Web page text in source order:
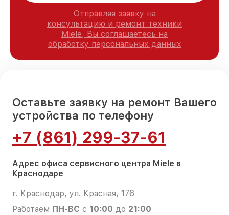
Отправляя заявку на
консультацию и ремонт техники
Miele, Вы соглашаетесь на
обработку персональных данных
Оставьте заявку на ремонт Вашего
устройства по телефону
+7 (861) 299-37-61
Адрес офиса сервисного центра Miele в
Краснодаре
г. Краснодар, ул. Красная, 176
Работаем ПН-ВС с 10:00 до 21:00